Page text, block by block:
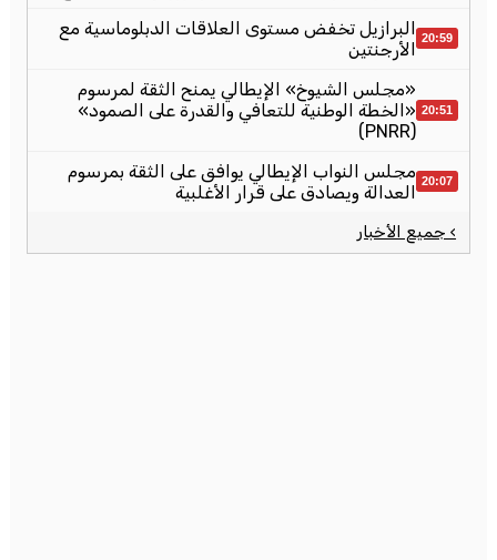
20:59 البرازيل تخفض مستوى العلاقات الدبلوماسية مع
الأرجنتين
20:51
«مجلس الشيوخ» الإيطالي يمنح الثقة لمرسوم
«الخطة الوطنية للتعافي والقدرة على الصمود»
(PNRR)
20:07 مجلس النواب الإيطالي يوافق على الثقة بمرسوم
العدالة ويصادق على قرار الأغلبية
› جميع الأخبار